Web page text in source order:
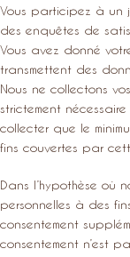
Vous participez à un
des enquêtes de
Vous avez donné
transmettent des
Nous ne collectons
strictement
collecter que le
fins couvertes par
Dans l’hypothèse où
personnelles à des
consentement
consentement n’est